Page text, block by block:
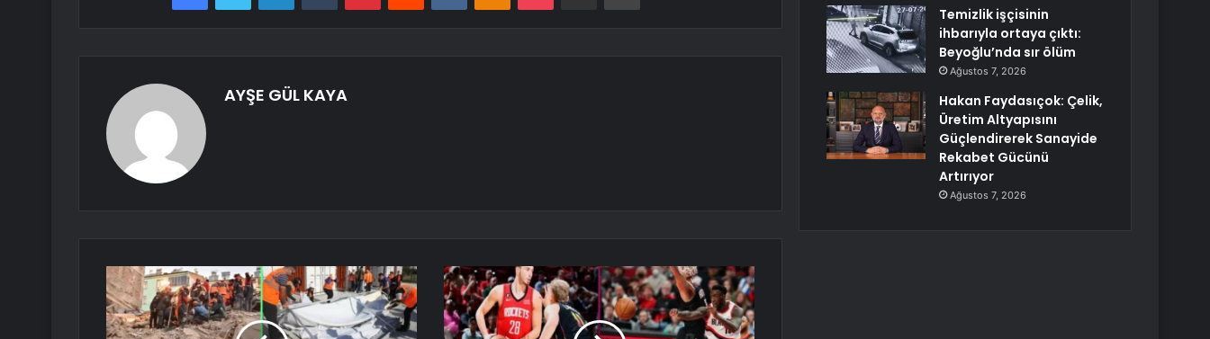
AYŞE GÜL KAYA
Temizlik işçisinin
ihbarıyla ortaya çıktı:
Beyoğlu’nda sır ölüm
Ağustos 7, 2026
Hakan Faydasıçok: Çelik,
Üretim Altyapısını
Güçlendirerek Sanayide
Rekabet Gücünü
Artırıyor
Ağustos 7, 2026